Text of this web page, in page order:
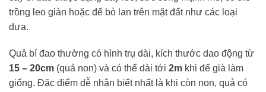
trồng leo giàn hoặc để bò lan trên mặt đất như các loại
dưa.
Quả bí đao thường có hình trụ dài, kích thước dao động từ
15 – 20cm (quả non) và có thể dài tới 2m khi để già làm
giống. Đặc điểm dễ nhận biết nhất là khi còn non, quả có